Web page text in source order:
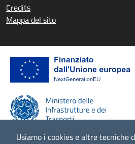
Usiamo i cookies e altre tecniche
Credits
Mappa del sito